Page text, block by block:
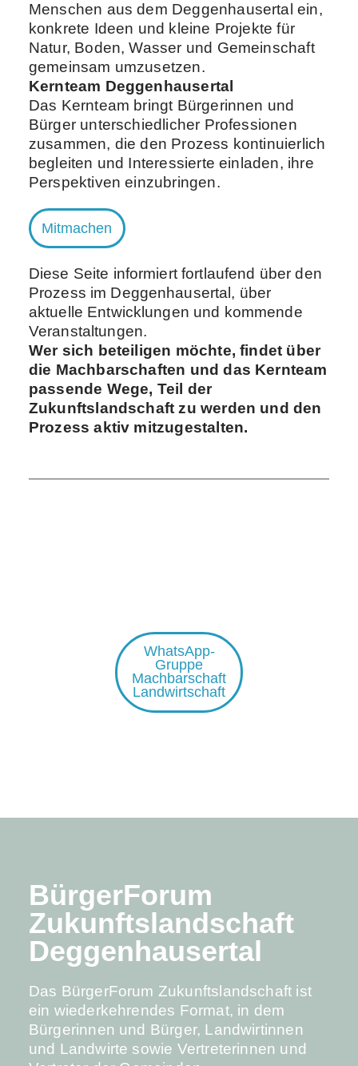
Menschen aus dem Deggenhausertal ein,
konkrete Ideen und kleine Projekte für
Natur, Boden, Wasser und Gemeinschaft
gemeinsam umzusetzen.
Kernteam Deggenhausertal
Das Kernteam bringt Bürgerinnen und
Bürger unterschiedlicher Professionen
zusammen, die den Prozess kontinuierlich
begleiten und Interessierte einladen, ihre
Perspektiven einzubringen.
Mitmachen
Diese Seite informiert fortlaufend über den
Prozess im Deggenhausertal, über
aktuelle Entwicklungen und kommende
Veranstaltungen.
Wer sich beteiligen möchte, findet über
die Machbarschaften und das Kernteam
passende Wege, Teil der
Zukunftslandschaft zu werden und den
Prozess aktiv mitzugestalten.
WhatsApp-
Gruppe
Machbarschaft
Landwirtschaft
BürgerForum
Zukunftslandschaft
Deggenhausertal
Das BürgerForum Zukunftslandschaft ist
ein wiederkehrendes Format, in dem
Bürgerinnen und Bürger, Landwirtinnen
und Landwirte sowie Vertreterinnen und